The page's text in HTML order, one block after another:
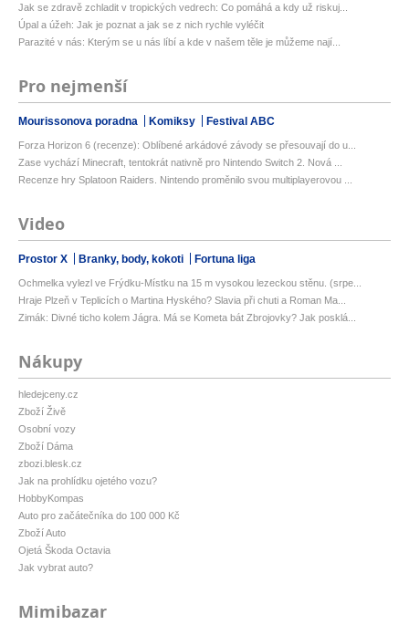
Jak se zdravě zchladit v tropických vedrech: Co pomáhá a kdy už riskuj...
Úpal a úžeh: Jak je poznat a jak se z nich rychle vyléčit
Parazité v nás: Kterým se u nás líbí a kde v našem těle je můžeme nají...
Pro nejmenší
Mourissonova poradna Komiksy Festival ABC
Forza Horizon 6 (recenze): Oblíbené arkádové závody se přesouvají do u...
Zase vychází Minecraft, tentokrát nativně pro Nintendo Switch 2. Nová ...
Recenze hry Splatoon Raiders. Nintendo proměnilo svou multiplayerovou ...
Video
Prostor X Branky, body, kokoti Fortuna liga
Ochmelka vylezl ve Frýdku-Místku na 15 m vysokou lezeckou stěnu. (srpe...
Hraje Plzeň v Teplicích o Martina Hyského? Slavia při chuti a Roman Ma...
Zimák: Divné ticho kolem Jágra. Má se Kometa bát Zbrojovky? Jak posklá...
Nákupy
hledejceny.cz
Zboží Živě
Osobní vozy
Zboží Dáma
zbozi.blesk.cz
Jak na prohlídku ojetého vozu?
HobbyKompas
Auto pro začátečníka do 100 000 Kč
Zboží Auto
Ojetá Škoda Octavia
Jak vybrat auto?
Mimibazar